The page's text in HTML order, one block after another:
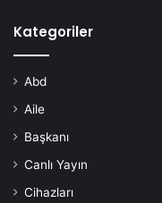
Kategoriler
Abd
Aile
Başkanı
Canlı Yayın
Cihazları